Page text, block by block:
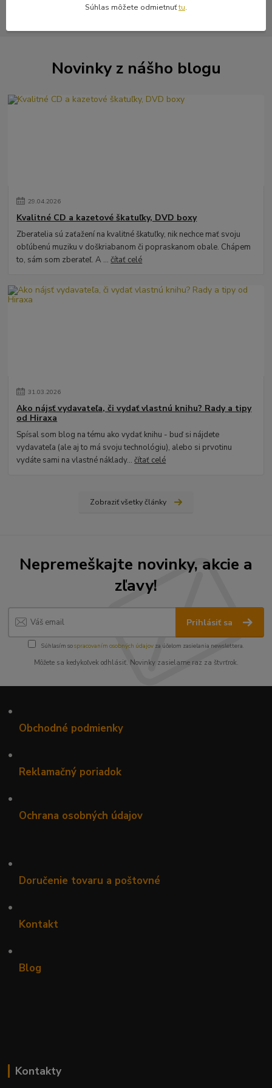
Novinky z nášho blogu
29.04.2026
Kvalitné CD a kazetové škatuľky, DVD boxy
Zberatelia sú zaťažení na kvalitné škatuľky, nik nechce mať svoju
obľúbenú muziku v doškriabanom či popraskanom obale. Chápem
to, sám som zberateľ. A ...čítať celé
31.03.2026
Ako nájsť vydavateľa, či vydať vlastnú knihu? Rady a tipy
od Hiraxa
Spísal som blog na tému ako vydať knihu - buď si nájdete
vydavateľa (ale aj to má svoju technológiu), alebo si prvotinu
vydáte sami na vlastné náklady...čítať celé
Zobraziť všetky články
Nepremeškajte novinky, akcie a
zľavy!
Prihlásiť sa
Súhlasím sospracovaním osobných údajov za účelom zasielania newslettera.
Môžete sa kedykoľvek odhlásiť. Novinky zasielame raz za štvrťrok.
•
Obchodné podmienky
•
Reklamačný poriadok
•
Ochrana osobných údajov
•
Doručenie tovaru a poštovné
•
Kontakt
•
Blog
Kontakty
Súhlas môžete odmietnuťtu.